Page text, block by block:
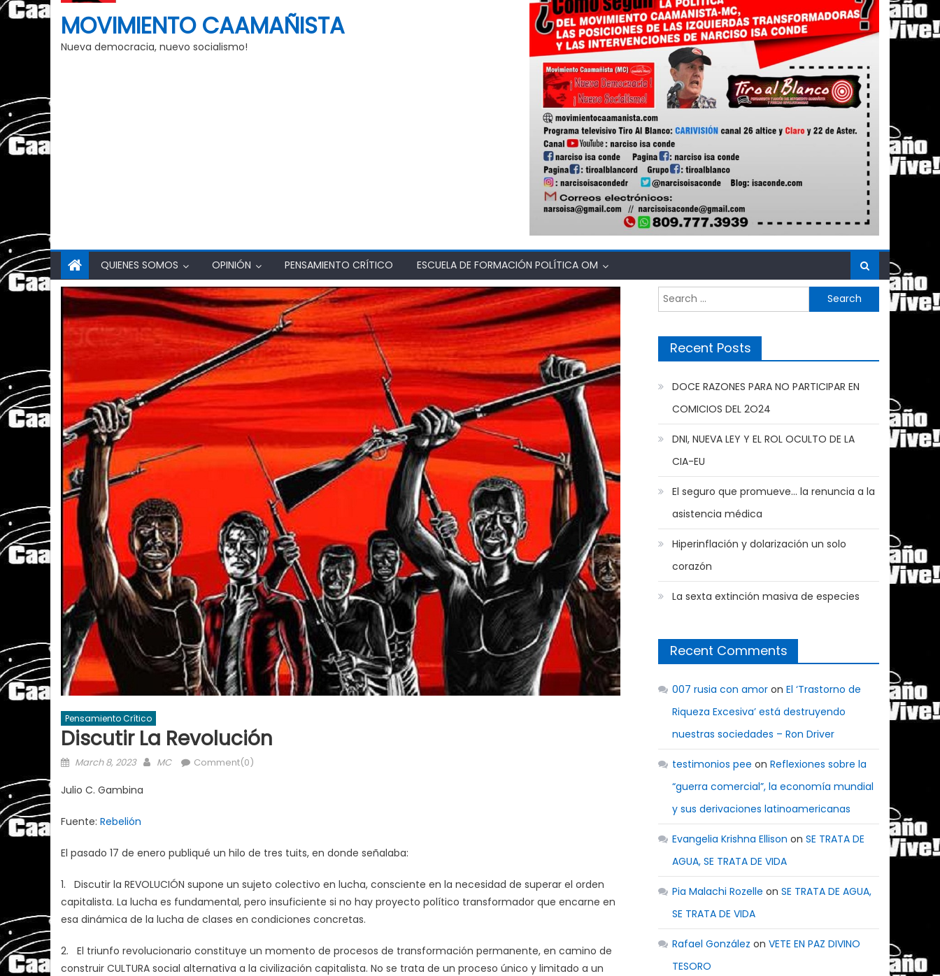
MOVIMIENTO CAAMAÑISTA
Nueva democracia, nuevo socialismo!
QUIENES SOMOS OPINIÓN PENSAMIENTO CRÍTICO ESCUELA DE FORMACIÓN POLÍTICA OM
Pensamiento Crítico
Discutir La Revolución
Posted
March 8, 2023 Author
MC Comment(0)
Julio C. Gambina
Fuente: Rebelión
El pasado 17 de enero publiqué un hilo de tres tuits, en donde señalaba:
1. Discutir la REVOLUCIÓN supone un sujeto colectivo en lucha, consciente en la necesidad de superar el orden
capitalista. La lucha es fundamental, pero insuficiente si no hay proyecto político transformador que encarne en
esa dinámica de la lucha de clases en condiciones concretas.
2. El triunfo revolucionario constituye un momento de procesos de transformación permanente, en camino de
construir CULTURA social alternativa a la civilización capitalista. No se trata de un proceso único y limitado a un
Search
for:
Recent Posts
DOCE RAZONES PARA NO PARTICIPAR EN
COMICIOS DEL 2O24
DNI, NUEVA LEY Y EL ROL OCULTO DE LA
CIA-EU
El seguro que promueve… la renuncia a la
asistencia médica
Hiperinflación y dolarización un solo
corazón
La sexta extinción masiva de especies
Recent Comments
007 rusia con amor onEl ‘Trastorno de
Riqueza Excesiva’ está destruyendo
nuestras sociedades – Ron Driver
testimonios pee onReflexiones sobre la
“guerra comercial”, la economía mundial
y sus derivaciones latinoamericanas
Evangelia Krishna Ellison onSE TRATA DE
AGUA, SE TRATA DE VIDA
Pia Malachi Rozelle onSE TRATA DE AGUA,
SE TRATA DE VIDA
Rafael González onVETE EN PAZ DIVINO
TESORO